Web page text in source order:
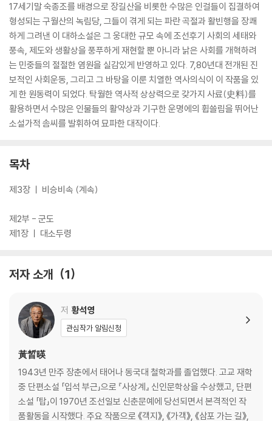
17세기말 숙종조를 배경으로 장길산을 비롯한 수많은 인걸들이 집결하여
형성되는 구월산의 녹림당, 그들이 겪게 되는 파란 곡절과 활빈행을 장쾌
하게 그려낸 이 대하소설은 그 웅대한 규모 속에 조선후기 사회의 세태와
풍속, 제도와 생활상을 풍푸하게 재현할 뿐 아니라 낡은 사회를 개혁하려
는 민중들의 절절한 염원을 실감있게 반영하고 있다. 7,80년대 전개된 진
보적인 사회운동, 그리고 그 바탕을 이룬 치열한 역사의식이 이 작품을 있
게 한 원동력이 되었다. 탁월한 역사적 상상력으로 갖가지 사료(史料)를
활용하면서 수많은 인물들의 활약상과 기구한 운명에의 휩쓸림을 뛰어난
소설가적 솜씨를 발휘하여 묘파한 대작이다.
목차
제3장 ㅣ 비승비속 (계속)
제2부 - 군도
제1장 ㅣ 대소두령
저자 소개 1
저 황석영
관심작가 알림신청
黃晳暎
1943년 만주 장춘에서 태어나 동국대 철학과를 졸업했다. 고교 재학
중 단편소설 「입석 부근」으로 『사상계』 신인문학상을 수상했고, 단편
소설 「탑」이 1970년 조선일보 신춘문예에 당선되면서 본격적인 작
품활동을 시작했다. 주요 작품으로 《객지》, 《가객》, 《삼포 가는 길》,